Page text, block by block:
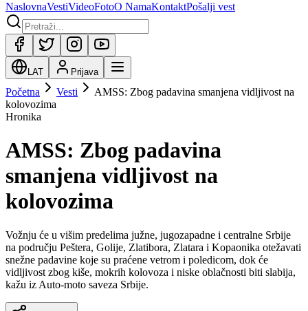
NaslovnaVestiVideoFotoO NamaKontaktPošalji vest
LAT Prijava
Početna Vesti
AMSS: Zbog padavina smanjena vidljivost na
kolovozima
Hronika
AMSS: Zbog padavina
smanjena vidljivost na
kolovozima
Vožnju će u višim predelima južne, jugozapadne i centralne Srbije
na području Peštera, Golije, Zlatibora, Zlatara i Kopaonika otežavati
snežne padavine koje su praćene vetrom i poledicom, dok će
vidljivost zbog kiše, mokrih kolovoza i niske oblačnosti biti slabija,
kažu iz Auto-moto saveza Srbije.